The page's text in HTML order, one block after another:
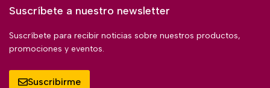
Suscríbete a nuestro newsletter
Suscríbete para recibir noticias sobre nuestros productos,
promociones y eventos.
Suscribirme